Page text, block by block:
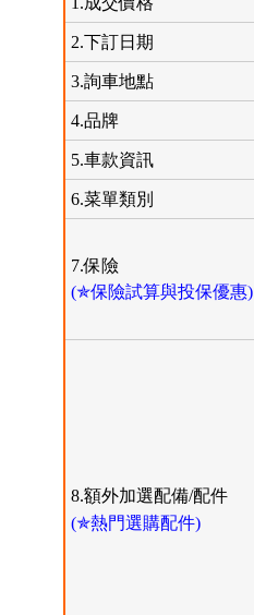
2.下訂日期
3.詢車地點
4.品牌
5.車款資訊
6.菜單類別
7.保險
(✯保險試算與投保優惠)
8.額外加選配備/配件
(✯熱門選購配件)